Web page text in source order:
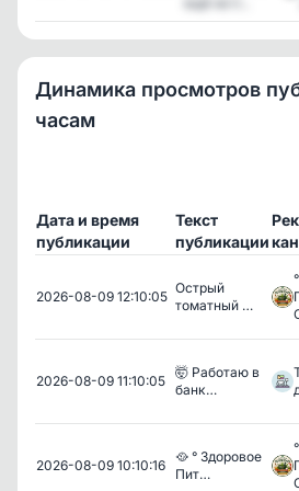
Динамика просмотров
часам
Дата и время
публикации
Текст
публикации
2026-08-09 12:10:05
Острый
томатный …
2026-08-09 11:10:05
🤯 Работаю в
банк…
2026-08-09 10:10:16
🥘 ° Здоровое
Пит…